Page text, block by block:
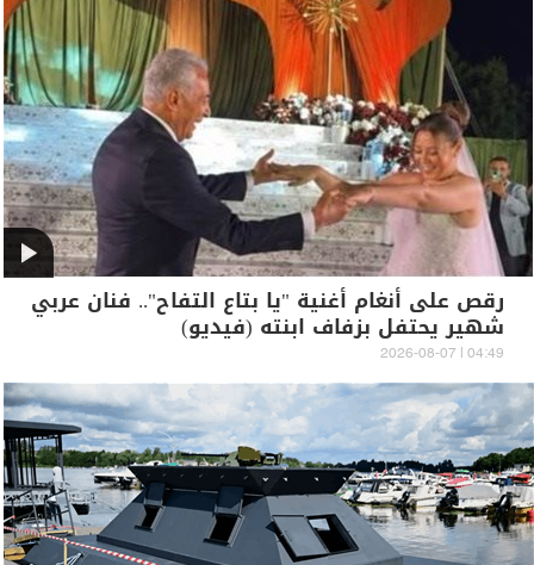
رقص على أنغام أغنية "يا بتاع التفاح".. فنان عربي
شهير يحتفل بزفاف ابنته (فيديو)
04:49 | 2026-08-07